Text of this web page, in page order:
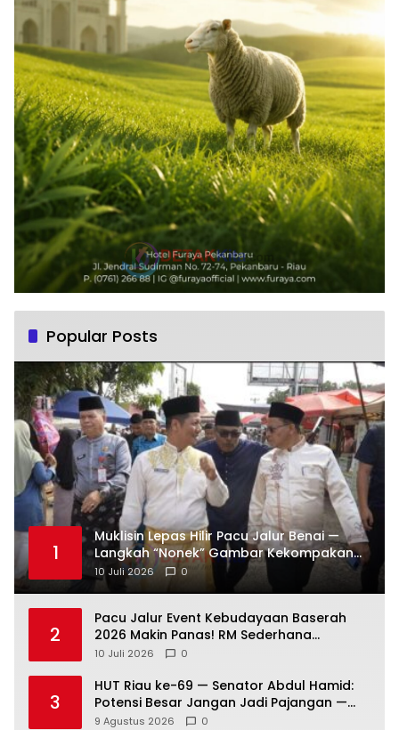
Popular Posts
1
Muklisin Lepas Hilir Pacu Jalur Benai —
Langkah “Nonek” Gambar Kekompakan
Pemimpin Kuansing Jadi Simbol Kuat
Lestarikan Budaya
10 Juli 2026 0
2
Pacu Jalur Event Kebudayaan Baserah
2026 Makin Panas! RM Sederhana
Hadiahkan Kerbau untuk Sang Jawara
10 Juli 2026 0
3
HUT Riau ke-69 — Senator Abdul Hamid:
Potensi Besar Jangan Jadi Pajangan —
Saatnya Riau Melaju!
9 Agustus 2026 0